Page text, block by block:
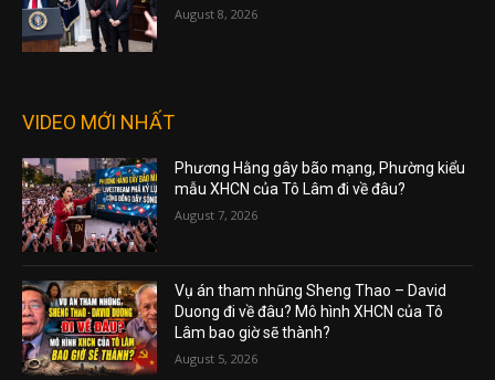
August 8, 2026
VIDEO MỚI NHẤT
Phương Hằng gây bão mạng, Phường kiểu
mẫu XHCN của Tô Lâm đi về đâu?
August 7, 2026
Vụ án tham nhũng Sheng Thao – David
Duong đi về đâu? Mô hình XHCN của Tô
Lâm bao giờ sẽ thành?
August 5, 2026